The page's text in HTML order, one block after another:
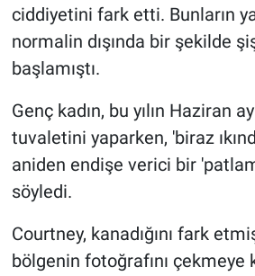
ciddiyetini fark etti. Bunların
normalin dışında bir şekilde
başlamıştı.
Genç kadın, bu yılın Haziran
tuvaletini yaparken, 'biraz
aniden endişe verici bir
söyledi.
Courtney, kanadığını fark
bölgenin fotoğrafını
Kültür Sanat
Ne demişti
Nedir
Popüler
Sağlık